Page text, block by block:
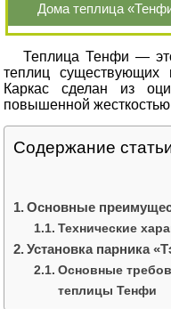
Дома теплица
Теплица Тенфи —
теплиц
Каркас сделан из
повышенной
Содержание
Основные
Технические
Установка парника
Основные
теплицы Тенфи